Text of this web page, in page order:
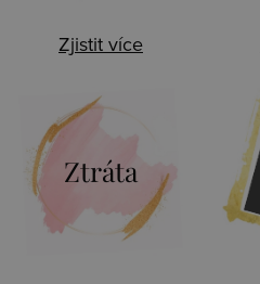
Zjistit více
Ztráta